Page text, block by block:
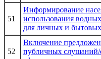
51
Информирование
использования
для личных и
52
Включение
публичных